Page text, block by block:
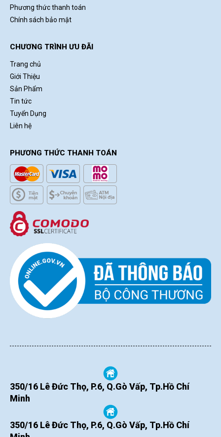
Phương thức thanh toán
Chính sách bảo mật
CHƯƠNG TRÌNH ƯU ĐÃI
Trang chủ
Giới Thiệu
Sản Phẩm
Tin tức
Tuyển Dụng
Liên hệ
PHƯƠNG THỨC THANH TOÁN
350/16 Lê Đức Thọ, P.6, Q.Gò Vấp, Tp.Hồ Chí
Minh
350/16 Lê Đức Thọ, P.6, Q.Gò Vấp, Tp.Hồ Chí